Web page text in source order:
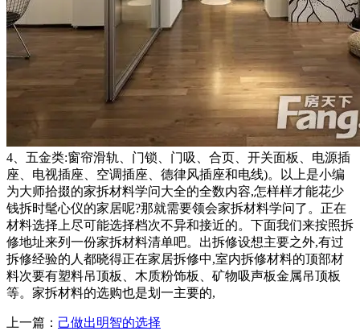
4、五金类:窗帘滑轨、门锁、门吸、合页、开关面板、电源插
座、电视插座、空调插座、德律风插座和电线)。以上是小编
为大师拾掇的家拆材料学问大全的全数内容,怎样样才能花少
钱拆时髦心仪的家居呢?那就需要领会家拆材料学问了。正在
材料选择上尽可能选择档次不异和接近的。下面我们来按照拆
修地址来列一份家拆材料清单吧。出拆修设想主要之外,有过
拆修经验的人都晓得正在家居拆修中,室内拆修材料的顶部材
料次要有塑料吊顶板、木质粉饰板、矿物吸声板金属吊顶板
等。家拆材料的选购也是划一主要的,
上一篇： 己做出明智的选择